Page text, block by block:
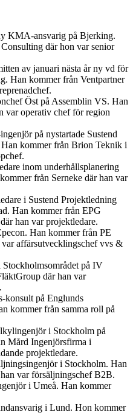
KMA-ansvarig på Bjerking.
där hon var senior
av januari nästa år ny vd för
Han kommer från Ventpartner
Öst på Assemblin VS. Han
var operativ chef för region
på nystartade Sustend
kommer från Brion Teknik i
inom underhållsplanering
från Serneke där han var
i Sustend Projektledning
Han kommer från EPG
han var projektledare.
Han kommer från PE
affärsutvecklingschef vvs &
Stockholmsområdet på IV
där han var
konsult på Englunds
kommer från samma roll på
i Stockholm på
Mård Ingenjörsfirma i
projektledare.
i Stockholm. Han
var försäljningschef B2B.
i Umeå. Han kommer
i Lund. Hon kommer